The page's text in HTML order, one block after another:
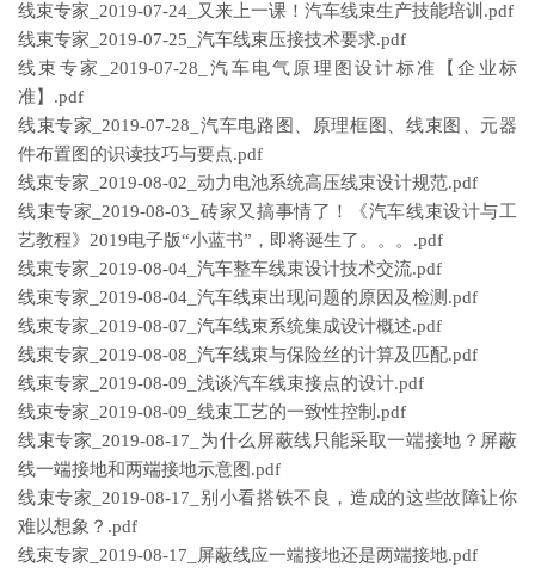
线束专家_2019-07-24_又来上一课！汽车线束生产技能培训.pdf
线束专家_2019-07-25_汽车线束压接技术要求.pdf
线束专家_2019-07-28_汽车电气原理图设计标准【企业标
准】.pdf
线束专家_2019-07-28_汽车电路图、原理框图、线束图、元器
件布置图的识读技巧与要点.pdf
线束专家_2019-08-02_动力电池系统高压线束设计规范.pdf
线束专家_2019-08-03_砖家又搞事情了！《汽车线束设计与工
艺教程》2019电子版“小蓝书”，即将诞生了。。。.pdf
线束专家_2019-08-04_汽车整车线束设计技术交流.pdf
线束专家_2019-08-04_汽车线束出现问题的原因及检测.pdf
线束专家_2019-08-07_汽车线束系统集成设计概述.pdf
线束专家_2019-08-08_汽车线束与保险丝的计算及匹配.pdf
线束专家_2019-08-09_浅谈汽车线束接点的设计.pdf
线束专家_2019-08-09_线束工艺的一致性控制.pdf
线束专家_2019-08-17_为什么屏蔽线只能采取一端接地？屏蔽
线一端接地和两端接地示意图.pdf
线束专家_2019-08-17_别小看搭铁不良，造成的这些故障让你
难以想象？.pdf
线束专家_2019-08-17_屏蔽线应一端接地还是两端接地.pdf